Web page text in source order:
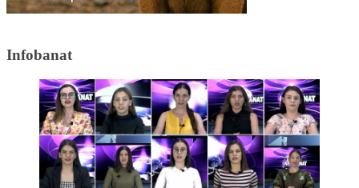
Infobanat